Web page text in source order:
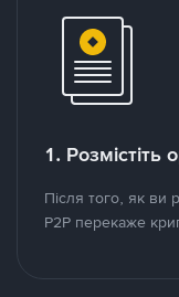
1. Розмістіть
Після того, як ви
P2P перекаже